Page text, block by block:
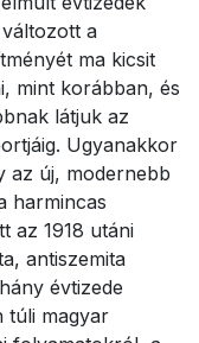
a
ma kicsit
mint korábban, és
látjuk az
Ugyanakkor
az új, modernebb
harmincas
az 1918 utáni
antiszemita
évtizede
túli magyar